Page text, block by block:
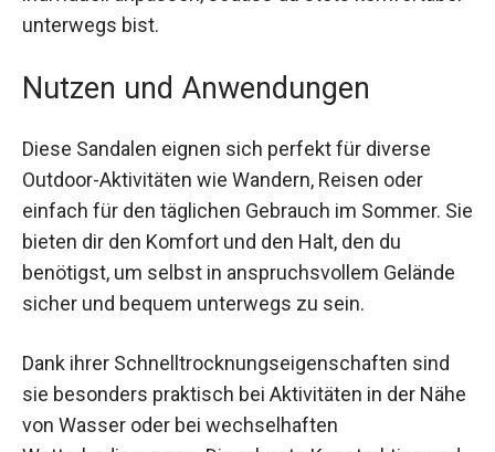
Außensohle für hervorragende Dämpfung und
Stabilität. Dank des Klettverschlusses lässt sich
die Passform individuell anpassen, sodass du
stets komfortabel unterwegs bist.
Nutzen und Anwendungen
Diese Sandalen eignen sich perfekt für diverse
Outdoor-Aktivitäten wie Wandern, Reisen oder
einfach für den täglichen Gebrauch im Sommer.
Sie bieten dir den Komfort und den Halt, den du
benötigst, um selbst in anspruchsvollem Gelände
sicher und bequem unterwegs zu sein.
Dank ihrer Schnelltrocknungseigenschaften sind